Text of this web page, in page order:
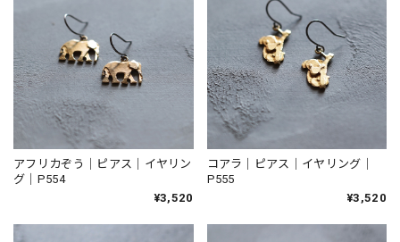
アフリカぞう｜ピアス｜イヤリン
グ｜P554
¥3,520
コアラ｜ピアス｜イヤリング｜
P555
¥3,520